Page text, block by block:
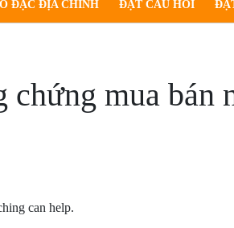
ĐẠC ĐỊA CHÍNH ĐẶT CÂU HỎI
chứng mua bán
can help.